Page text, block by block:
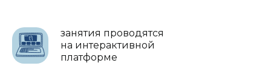
занятия проводятся
на интерактивной
платформе